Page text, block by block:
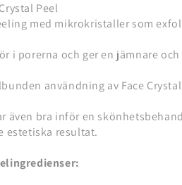
Peel
med mikrokristaller som
i porerna och ger en jämnare
användning av Face
även bra inför en
estetiska resultat.